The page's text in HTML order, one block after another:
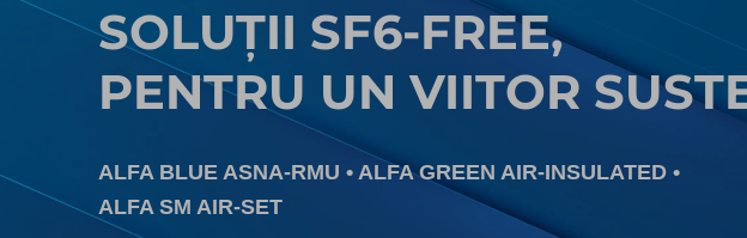
SOLUȚII SF6-FREE,
PENTRU UN VIITOR
ALFA BLUE ASNA-RMU •󠁏󠁏 ALFA GREEN AIR-INSULATED •󠁏󠁏
ALFA SM AIR-SET